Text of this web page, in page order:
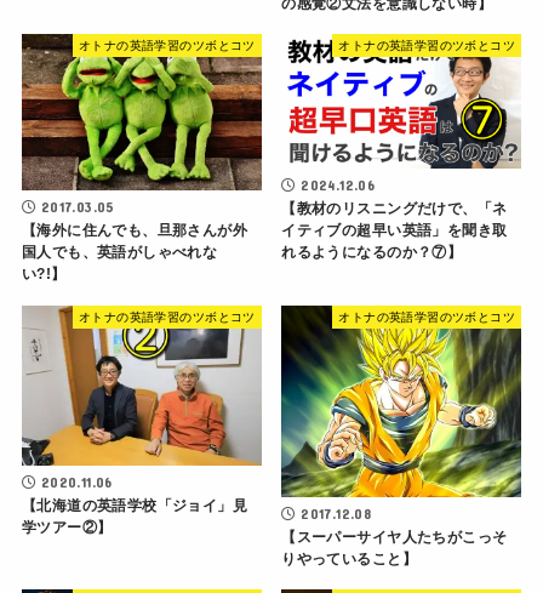
オトナの英語学習のツボとコツ
2017.03.05
【海外に住んでも、旦那さんが外
国人でも、英語がしゃべれな
い?!】
オトナの英語学習のツボとコツ
2024.12.06
【教材のリスニングだけで、「ネ
イティブの超早い英語」を聞き取
れるようになるのか？⑦】
オトナの英語学習のツボとコツ
2020.11.06
【北海道の英語学校「ジョイ」見
学ツアー②】
オトナの英語学習のツボとコツ
2017.12.08
【スーパーサイヤ人たちがこっそ
りやっていること】